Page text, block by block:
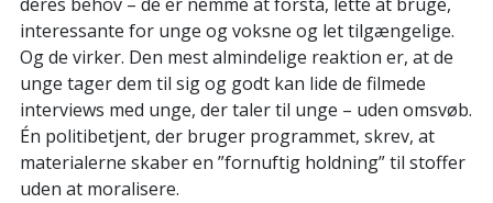
interessante for unge og voksne og let tilgængelige.
Og de virker. Den mest almindelige reaktion er, at de
unge tager dem til sig og godt kan lide de filmede
interviews med unge, der taler til unge – uden omsvøb.
Én politibetjent, der bruger programmet, skrev, at
materialerne skaber en ”fornuftig holdning” til stoffer
uden at moralisere.